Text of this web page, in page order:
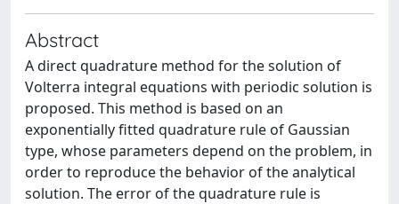
Abstract
A direct quadrature method for the solution of
Volterra integral equations with periodic solution is
proposed. This method is based on an
exponentially fitted quadrature rule of Gaussian
type, whose parameters depend on the problem, in
order to reproduce the behavior of the analytical
solution. The error of the quadrature rule is